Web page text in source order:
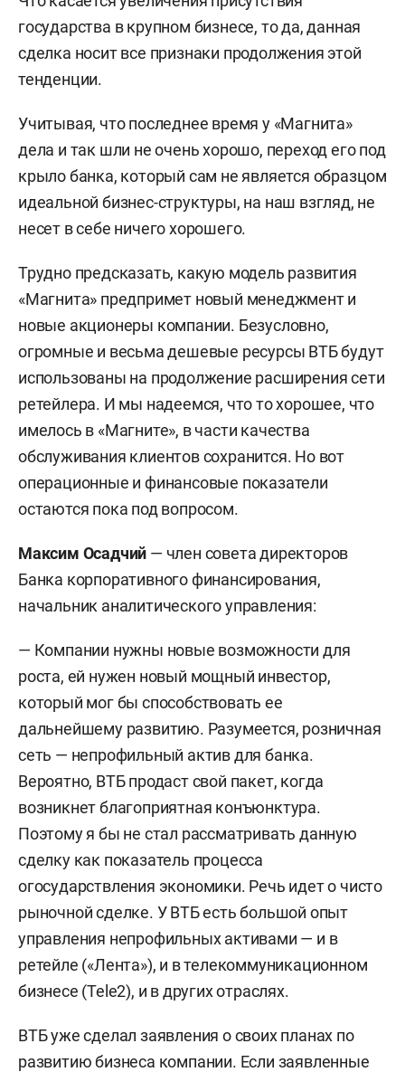
государства в крупном бизнесе, то да, данная
сделка носит все признаки продолжения этой
тенденции.
Учитывая, что последнее время у «Магнита»
дела и так шли не очень хорошо, переход его под
крыло банка, который сам не является образцом
идеальной бизнес-структуры, на наш взгляд, не
несет в себе ничего хорошего.
Трудно предсказать, какую модель развития
«Магнита» предпримет новый менеджмент и
новые акционеры компании. Безусловно,
огромные и весьма дешевые ресурсы ВТБ будут
использованы на продолжение расширения сети
ретейлера. И мы надеемся, что то хорошее, что
имелось в «Магните», в части качества
обслуживания клиентов сохранится. Но вот
операционные и финансовые показатели
остаются пока под вопросом.
Максим Осадчий — член совета директоров
Банка корпоративного финансирования,
начальник аналитического управления:
— Компании нужны новые возможности для
роста, ей нужен новый мощный инвестор,
который мог бы способствовать ее
дальнейшему развитию. Разумеется, розничная
сеть — непрофильный актив для банка.
Вероятно, ВТБ продаст свой пакет, когда
возникнет благоприятная конъюнктура.
Поэтому я бы не стал рассматривать данную
сделку как показатель процесса
огосударствления экономики. Речь идет о чисто
рыночной сделке. У ВТБ есть большой опыт
управления непрофильных активами — и в
ретейле («Лента»), и в телекоммуникационном
бизнесе (Tele2), и в других отраслях.
ВТБ уже сделал заявления о своих планах по
развитию бизнеса компании. Если заявленные